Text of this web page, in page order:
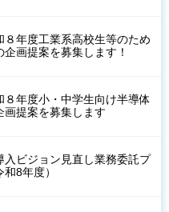
８年度工業系高校生等のため
画提案を募集します！
８年度小・中学生向け半導体
画提案を募集します
入ビジョン見直し業務委託プ
8年度）